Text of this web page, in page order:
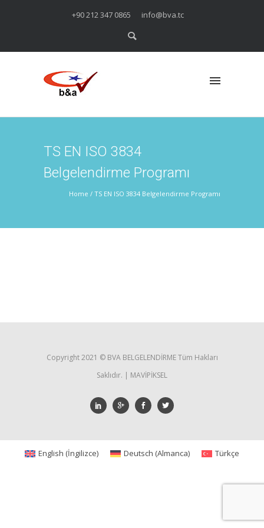
+90 212 347 0865 info@bva.tc
TS EN ISO 3834
Belgelendirme Programı
Home / TS EN ISO 3834 Belgelendirme Programı
Copyright 2021 ©️ BVA BELGELENDİRME Tüm Hakları
Saklıdır. | MAVİPİKSEL
English (İngilizce) Deutsch (Almanca) Türkçe